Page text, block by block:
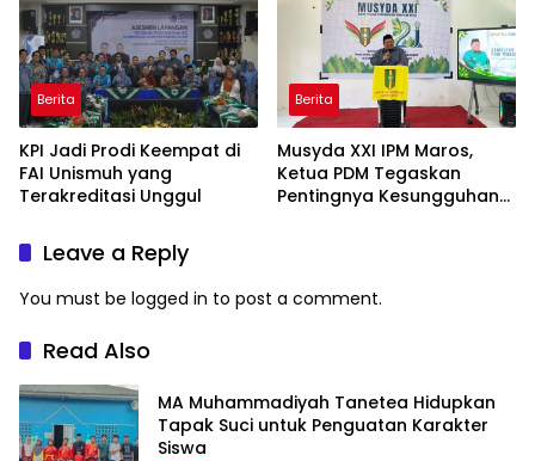
Berita
KPI Jadi Prodi Keempat di
FAI Unismuh yang
Terakreditasi Unggul
Berita
Musyda XXI IPM Maros,
Ketua PDM Tegaskan
Pentingnya Kesungguhan
Leave a Reply
You must be logged in to post a comment.
Read Also
MA Muhammadiyah Tanetea Hidupkan
Tapak Suci untuk Penguatan Karakter
Siswa